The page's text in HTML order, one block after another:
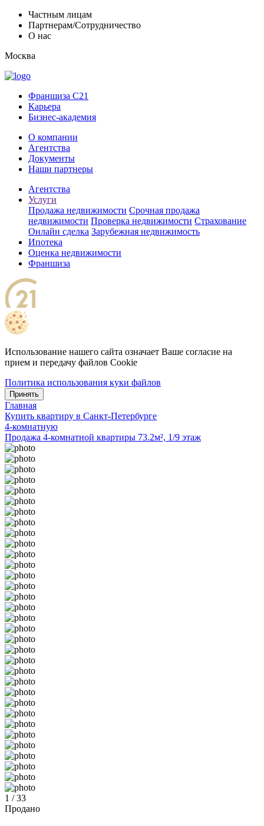
Частным лицам
Партнерам/Сотрудничество
О нас
Москва
Франшиза C21
Карьера
Бизнес-академия
О компании
Агентства
Документы
Наши партнеры
Агентства
Услуги
Продажа недвижимости Срочная продажа
недвижимости Проверка недвижимости Страхование
Онлайн сделка Зарубежная недвижимость
Ипотека
Оценка недвижимости
Франшиза
Использование нашего сайта означает Ваше согласие на
прием и передачу файлов Cookie
Политика использования куки файлов
Принять
Главная
Купить квартиру в Санкт-Петербурге
4-комнатную
Продажа 4-комнатной квартиры 73.2м², 1/9 этаж
1 / 33
Продано